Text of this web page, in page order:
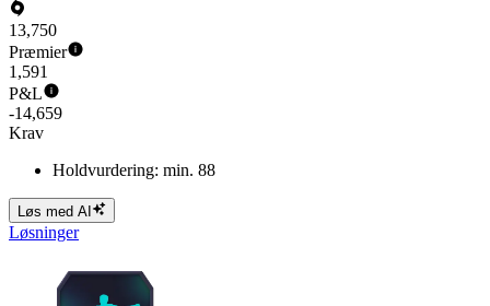
13,750
Præmier
1,591
P&L
-14,659
Krav
Holdvurdering: min. 88
Løs med AI
Løsninger